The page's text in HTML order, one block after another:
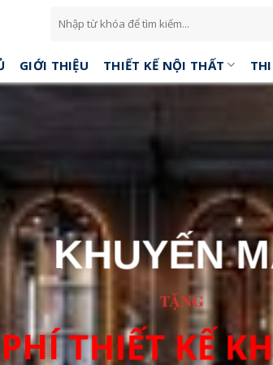
GIỚI THIỆU THIẾT KẾ NỘI THẤT
KHUYẾN
TẶNG
THIẾT KẾ